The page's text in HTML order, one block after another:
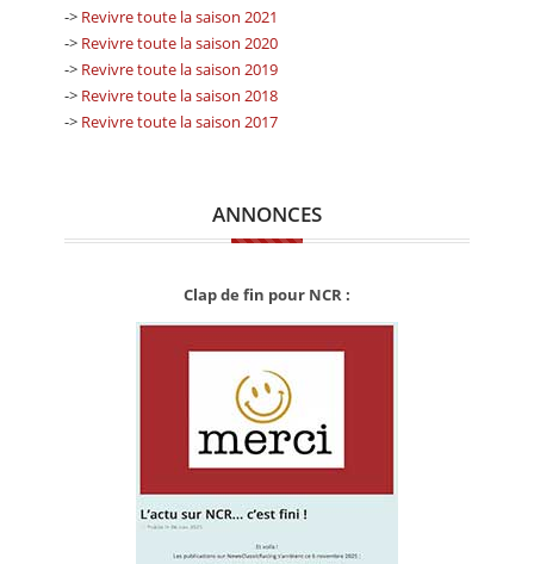
-> Revivre toute la saison 2021
-> Revivre toute la saison 2020
-> Revivre toute la saison 2019
-> Revivre toute la saison 2018
-> Revivre toute la saison 2017
ANNONCES
Clap de fin pour NCR :